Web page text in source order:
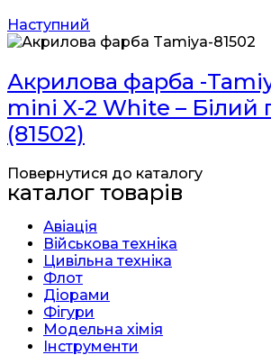
Наступний
Акрилова фарба -
mini X-2 White – Білий
(81502)
Повернутися до каталогу
каталог товарів
Авіація
Військова техніка
Цивільна техніка
Флот
Діорами
Фігури
Модельна хімія
Інструменти